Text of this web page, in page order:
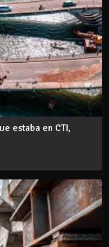
estaba en CTI,